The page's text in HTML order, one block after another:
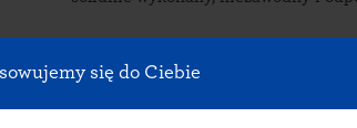
się do Ciebie
Numerator Colop do ręcznego
i solidne wykonanie – został